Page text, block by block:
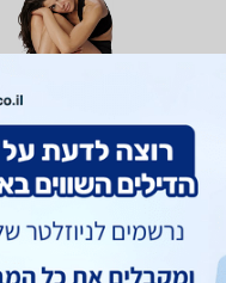
מגן קרסול MUELLER קל לנשים עם רפידת ג׳ל
120
כולל משלוח (30 ₪)
עד 4 ימי עסקים